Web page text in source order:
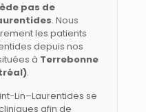
pas de
. Nous
les patients
depuis nos
à Terrebonne
.
Lin–Laurentides se
afin de